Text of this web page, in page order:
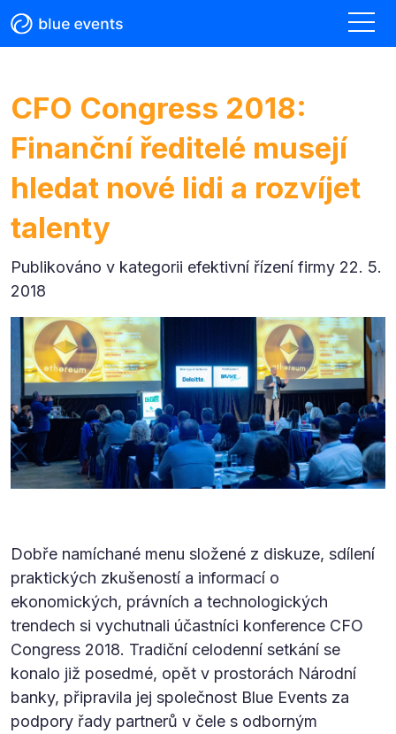
CFO Congress 2018:
Finanční ředitelé musejí
hledat nové lidi a rozvíjet
talenty
Publikováno v kategorii efektivní řízení firmy 22. 5.
2018
Dobře namíchané menu složené z diskuze, sdílení
praktických zkušeností a informací o
ekonomických, právních a technologických
trendech si vychutnali účastníci konference CFO
Congress 2018. Tradiční celodenní setkání se
konalo již posedmé, opět v prostorách Národní
banky, připravila jej společnost Blue Events za
podpory řady partnerů v čele s odborným